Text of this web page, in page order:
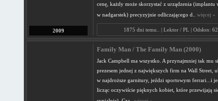
2009
cenę, każdy może skorzystać z urządzenia (implantu
w nadgarstek) precyzyjnie odliczającego d.. więcej »
1875 dni temu.. | Lektor / PL | Odsłon:
Family Man / The Family Man (2000)
Jack Campbell ma wszystko. A przynajmniej tak mu
prezesem jednej z największych firm na Wall Street,
w najdroższe garnitury, jeździ sportowym ferrari...i
licząc oczywiście pięknych kobiet, które przewijają